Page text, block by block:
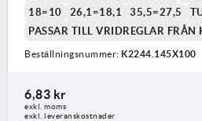
18=10
26,1=18,1 35,5=27,5
PASSAR TILL VRIDREGLAR
Beställningsnummer: K2244.145X100
6,83 kr
exkl. moms
exkl. leveranskostnader